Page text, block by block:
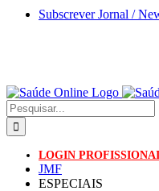
Skip
Subscrever Jornal /
Pesquisar
LOGIN
JMF
ESPECIAIS